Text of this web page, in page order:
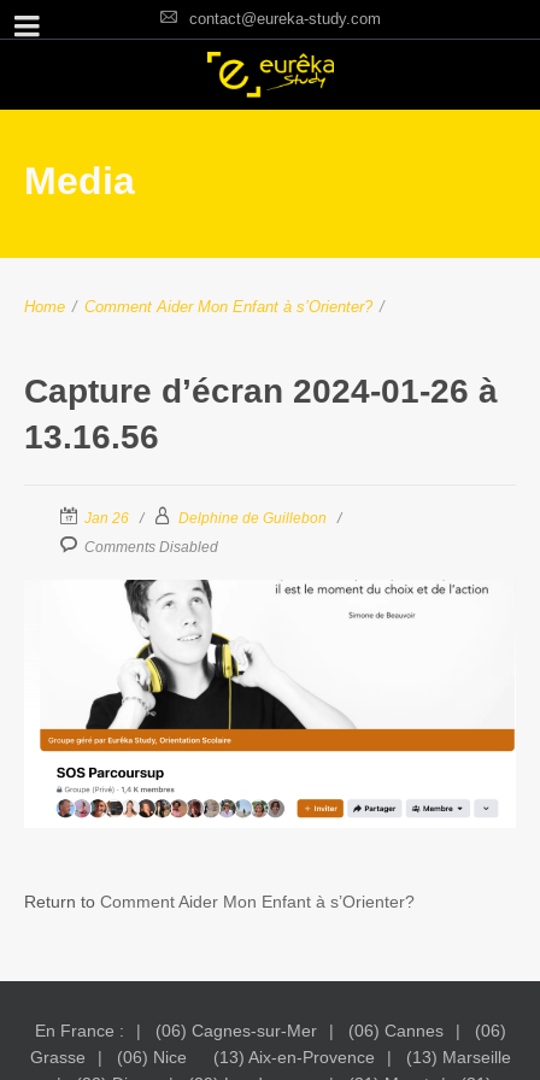
contact@eureka-study.com
Media
Home / Comment Aider Mon Enfant à s’Orienter? /
Capture d’écran 2024-01-26 à
13.16.56
Jan 26
Delphine de Guillebon
Comments Disabled
Return to Comment Aider Mon Enfant à s’Orienter?
En France : (06) Cagnes-sur-Mer (06) Cannes
(06)
Grasse
(06) Nice (13) Aix-en-Provence
(13) Marseille